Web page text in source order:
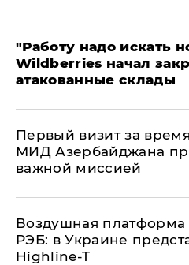
"Работу надо искать
Wildberries начал
атакованные склады
Первый визит за
МИД Азербайджана
важной миссией
Воздушная платформа
РЭБ: в Украине
Highline-T